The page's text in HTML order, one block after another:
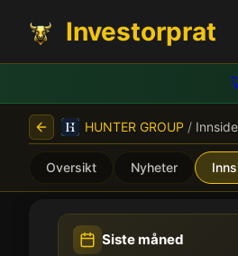
Investorprat
HUNTER GROUP /
Oversikt Nyheter
HUNTER
Siste måned